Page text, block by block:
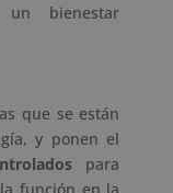
un bienestar
que se están
y ponen el
para